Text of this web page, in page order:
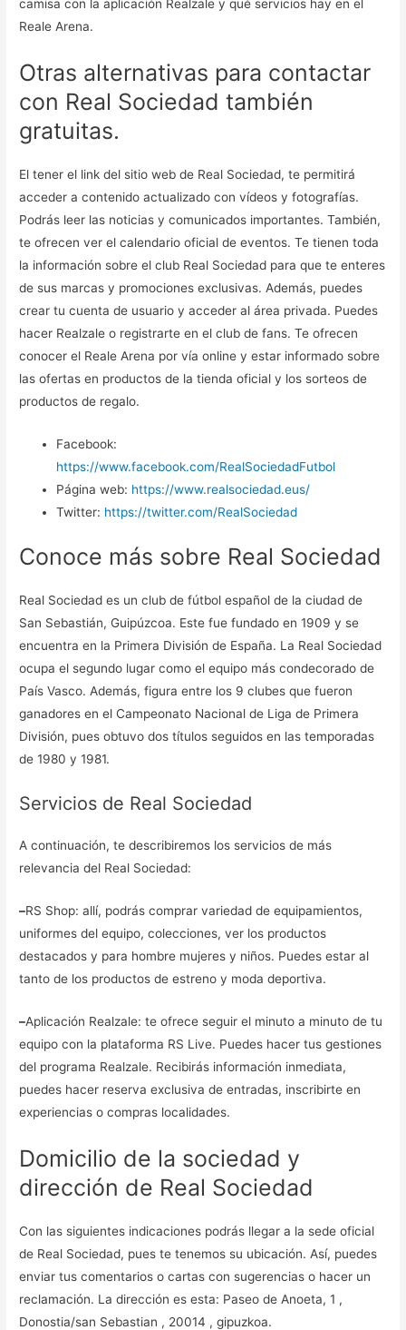
camisa con la aplicación Realzale y qué servicios hay en el
Reale Arena.
Otras alternativas para contactar
con Real Sociedad también
gratuitas.
El tener el link del sitio web de Real Sociedad, te permitirá
acceder a contenido actualizado con vídeos y fotografías.
Podrás leer las noticias y comunicados importantes. También,
te ofrecen ver el calendario oficial de eventos. Te tienen toda
la información sobre el club Real Sociedad para que te enteres
de sus marcas y promociones exclusivas. Además, puedes
crear tu cuenta de usuario y acceder al área privada. Puedes
hacer Realzale o registrarte en el club de fans. Te ofrecen
conocer el Reale Arena por vía online y estar informado sobre
las ofertas en productos de la tienda oficial y los sorteos de
productos de regalo.
Facebook:
https://www.facebook.com/RealSociedadFutbol
Página web: https://www.realsociedad.eus/
Twitter: https://twitter.com/RealSociedad
Conoce más sobre Real Sociedad
Real Sociedad es un club de fútbol español de la ciudad de
San Sebastián, Guipúzcoa. Este fue fundado en 1909 y se
encuentra en la Primera División de España. La Real Sociedad
ocupa el segundo lugar como el equipo más condecorado de
País Vasco. Además, figura entre los 9 clubes que fueron
ganadores en el Campeonato Nacional de Liga de Primera
División, pues obtuvo dos títulos seguidos en las temporadas
de 1980 y 1981.
Servicios de Real Sociedad
A continuación, te describiremos los servicios de más
relevancia del Real Sociedad:
–RS Shop: allí, podrás comprar variedad de equipamientos,
uniformes del equipo, colecciones, ver los productos
destacados y para hombre mujeres y niños. Puedes estar al
tanto de los productos de estreno y moda deportiva.
–Aplicación Realzale: te ofrece seguir el minuto a minuto de tu
equipo con la plataforma RS Live. Puedes hacer tus gestiones
del programa Realzale. Recibirás información inmediata,
puedes hacer reserva exclusiva de entradas, inscribirte en
experiencias o compras localidades.
Domicilio de la sociedad y
dirección de Real Sociedad
Con las siguientes indicaciones podrás llegar a la sede oficial
de Real Sociedad, pues te tenemos su ubicación. Así, puedes
enviar tus comentarios o cartas con sugerencias o hacer un
reclamación. La dirección es esta: Paseo de Anoeta, 1 ,
Donostia/san Sebastian , 20014 , gipuzkoa.